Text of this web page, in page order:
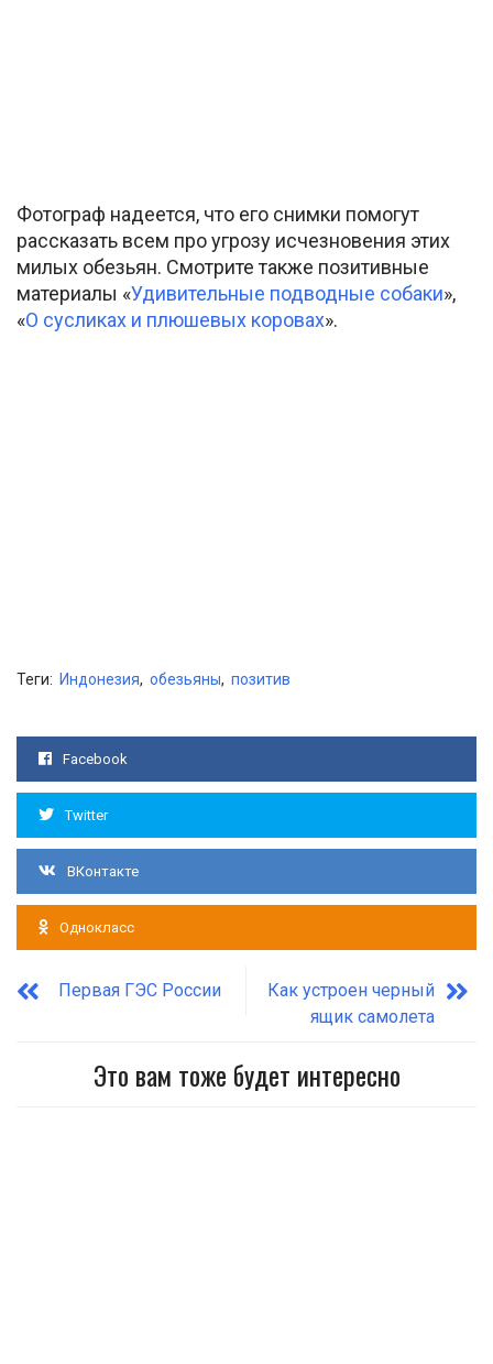
Фотограф надеется, что его снимки помогут
рассказать всем про угрозу исчезновения этих
милых обезьян. Смотрите также позитивные
материалы «Удивительные подводные собаки»,
«О сусликах и плюшевых коровах».
Теги: Индонезия, обезьяны, позитив
Facebook
Twitter
ВКонтакте
Однокласс
Первая ГЭС России
Как устроен черный
ящик самолета
Это вам тоже будет интересно